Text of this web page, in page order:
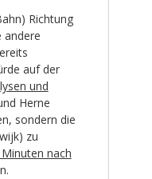
Richtung
andere
auf der
und
Herne
sondern die
zu
nach